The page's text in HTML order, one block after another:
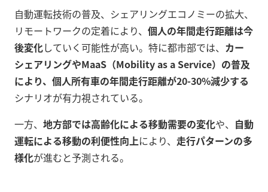
自動運転技術の普及、シェアリングエコノミーの拡大、
リモートワークの定着により、 個人の年間走行距離は今
後変化していく可能性が高い。特に都市部では、 カー
シェアリングやMaaS（Mobility as a Service）の普及
により、個人所有車の年間走行距離が20-30%減少する
シナリオが有力視されている。
一方、 地方部では高齢化による移動需要の変化や、 自動
運転による移動の利便性向上により、 走行パターンの多
様化が進むと予測される。